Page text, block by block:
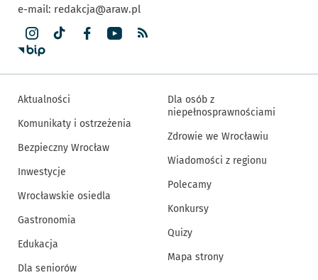
e-mail: redakcja@araw.pl
Aktualności
Komunikaty i ostrzeżenia
Bezpieczny Wrocław
Inwestycje
Wrocławskie osiedla
Gastronomia
Edukacja
Dla seniorów
Dla osób z
niepełnosprawnościami
Zdrowie we Wrocławiu
Wiadomości z regionu
Polecamy
Konkursy
Quizy
Mapa strony